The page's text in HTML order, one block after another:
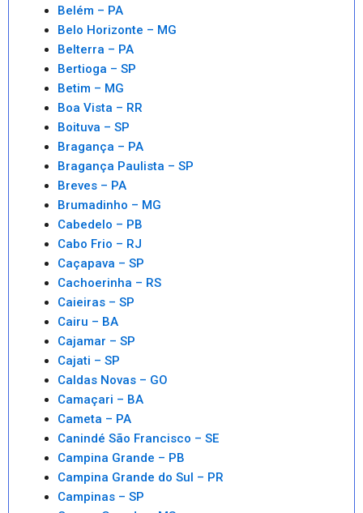
Belém – PA
Belo Horizonte – MG
Belterra – PA
Bertioga – SP
Betim – MG
Boa Vista – RR
Boituva – SP
Bragança – PA
Bragança Paulista – SP
Breves – PA
Brumadinho – MG
Cabedelo – PB
Cabo Frio – RJ
Caçapava – SP
Cachoerinha – RS
Caieiras – SP
Cairu – BA
Cajamar – SP
Cajati – SP
Caldas Novas – GO
Camaçari – BA
Cameta – PA
Canindé São Francisco – SE
Campina Grande – PB
Campina Grande do Sul – PR
Campinas – SP